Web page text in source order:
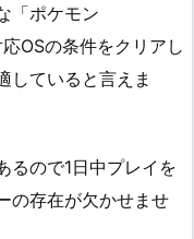
「ポケモン
OSの条件をクリアし
していると言えま
るので1日中プレイを
の存在が欠かせませ